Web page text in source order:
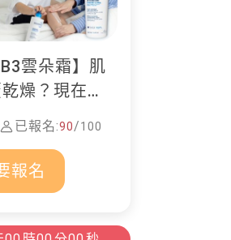
B3雲朵霜】肌
燥？現在就
修護體驗計
畫！
已報名:90/100
報名